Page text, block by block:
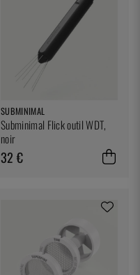
SUBMINIMAL
Subminimal Flick outil WDT,
noir
32 €